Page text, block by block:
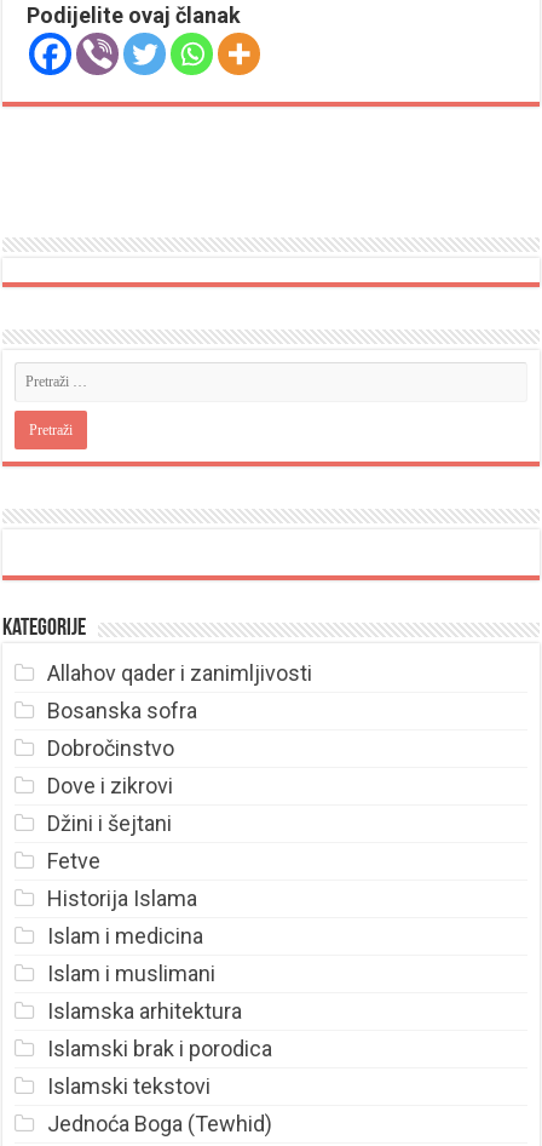
Podijelite ovaj članak
Kategorije
Allahov qader i zanimljivosti
Bosanska sofra
Dobročinstvo
Dove i zikrovi
Džini i šejtani
Fetve
Historija Islama
Islam i medicina
Islam i muslimani
Islamska arhitektura
Islamski brak i porodica
Islamski tekstovi
Jednoća Boga (Tewhid)